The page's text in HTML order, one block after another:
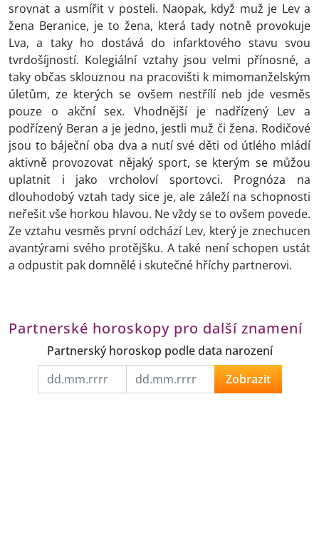
srovnat a usmířit v posteli. Naopak, když muž je Lev a
žena Beranice, je to žena, která tady notně provokuje
Lva, a taky ho dostává do infarktového stavu svou
tvrdošíjností. Kolegiální vztahy jsou velmi přínosné, a
taky občas sklouznou na pracovišti k mimomanželským
úletům, ze kterých se ovšem nestřílí neb jde vesměs
pouze o akční sex. Vhodnější je nadřízený Lev a
podřízený Beran a je jedno, jestli muž či žena. Rodičové
jsou to báječní oba dva a nutí své děti od útlého mládí
aktivně provozovat nějaký sport, se kterým se můžou
uplatnit i jako vrcholoví sportovci. Prognóza na
dlouhodobý vztah tady sice je, ale záleží na schopnosti
neřešit vše horkou hlavou. Ne vždy se to ovšem povede.
Ze vztahu vesměs první odchází Lev, který je znechucen
avantýrami svého protějšku. A také není schopen ustát
a odpustit pak domnělé i skutečné hříchy partnerovi.
Partnerské horoskopy pro další znamení
Partnerský horoskop podle data narození
Zobrazit